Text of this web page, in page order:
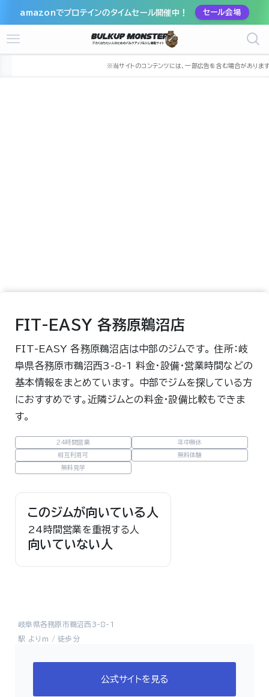
amazonでプロテインのタイムセール開催中！ セール会場
岐阜県 各務原市
FIT-EASY 各務原鵜沼店
FIT-EASY 各務原鵜沼店は中部のジムです。 住所：岐
阜県各務原市鵜沼西3-8-1 料金・設備・営業時間などの
基本情報をまとめています。 中部でジムを探している方
におすすめです。近隣ジムとの料金・設備比較もできま
す。
24時間営業 年中無休
相互利用可 無料体験
無料見学
このジムが向いている人
24時間営業を重視する人
向いていない人
岐阜県各務原市鵜沼西3-8-1
駅 よりm / 徒歩分
公式サイトを見る